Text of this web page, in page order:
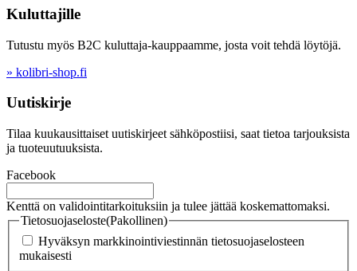
Kuluttajille
Tutustu myös B2C kuluttaja-kauppaamme, josta voit tehdä löytöjä.
» kolibri-shop.fi
Uutiskirje
Tilaa kuukausittaiset uutiskirjeet sähköpostiisi, saat tietoa tarjouksista
ja tuoteuutuuksista.
Facebook
Kenttä on validointitarkoituksiin ja tulee jättää koskemattomaksi.
Tietosuojaseloste(Pakollinen)
Hyväksyn markkinointiviestinnän tietosuojaselosteen
mukaisesti